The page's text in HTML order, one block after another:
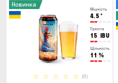
Міцність
4.5 °
Гіркота
15 IBU
Щільність
11 %
(0)
Новинка